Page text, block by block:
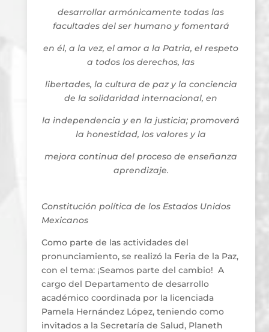
desarrollar armónicamente todas las
facultades del ser humano y fomentará
en él, a la vez, el amor a la Patria, el respeto
a todos los derechos, las
libertades, la cultura de paz y la conciencia
de la solidaridad internacional, en
la independencia y en la justicia; promoverá
la honestidad, los valores y la
mejora continua del proceso de enseñanza
aprendizaje.
Constitución política de los Estados Unidos
Mexicanos
Como parte de las actividades del
pronunciamiento, se realizó la Feria de la Paz,
con el tema: ¡Seamos parte del cambio! A
cargo del Departamento de desarrollo
académico coordinada por la licenciada
Pamela Hernández López, teniendo como
invitados a la Secretaría de Salud, Planeth